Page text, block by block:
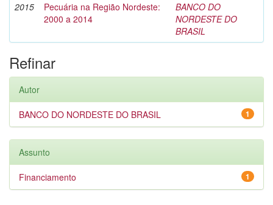
2015
Pecuária na Região Nordeste:
2000 a 2014
BANCO DO
NORDESTE DO
BRASIL
Refinar
Autor
1
BANCO DO NORDESTE DO BRASIL
Assunto
1
Financiamento